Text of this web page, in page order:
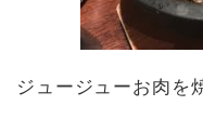
ジュージューお肉を